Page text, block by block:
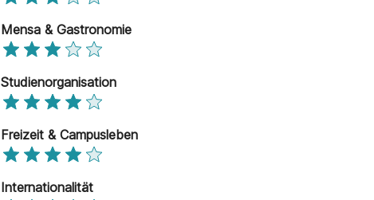
Mensa & Gastronomie
Studienorganisation
Freizeit & Campusleben
Internationalität